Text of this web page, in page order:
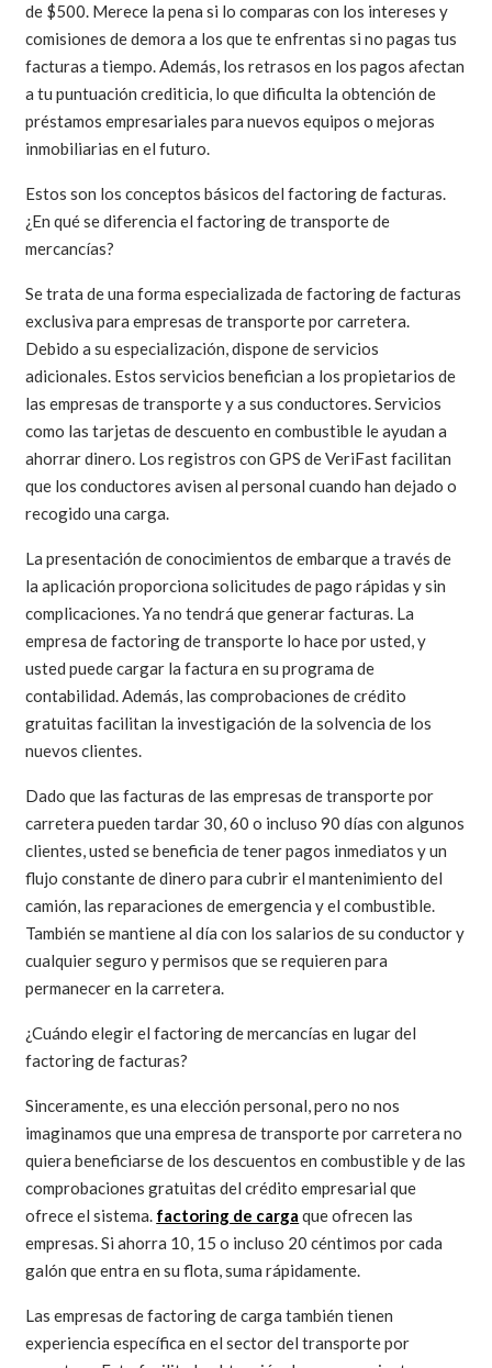
de $500. Merece la pena si lo comparas con los intereses y
comisiones de demora a los que te enfrentas si no pagas tus
facturas a tiempo. Además, los retrasos en los pagos afectan
a tu puntuación crediticia, lo que dificulta la obtención de
préstamos empresariales para nuevos equipos o mejoras
inmobiliarias en el futuro.
Estos son los conceptos básicos del factoring de facturas.
¿En qué se diferencia el factoring de transporte de
mercancías?
Se trata de una forma especializada de factoring de facturas
exclusiva para empresas de transporte por carretera.
Debido a su especialización, dispone de servicios
adicionales. Estos servicios benefician a los propietarios de
las empresas de transporte y a sus conductores. Servicios
como las tarjetas de descuento en combustible le ayudan a
ahorrar dinero. Los registros con GPS de VeriFast facilitan
que los conductores avisen al personal cuando han dejado o
recogido una carga.
La presentación de conocimientos de embarque a través de
la aplicación proporciona solicitudes de pago rápidas y sin
complicaciones. Ya no tendrá que generar facturas. La
empresa de factoring de transporte lo hace por usted, y
usted puede cargar la factura en su programa de
contabilidad. Además, las comprobaciones de crédito
gratuitas facilitan la investigación de la solvencia de los
nuevos clientes.
Dado que las facturas de las empresas de transporte por
carretera pueden tardar 30, 60 o incluso 90 días con algunos
clientes, usted se beneficia de tener pagos inmediatos y un
flujo constante de dinero para cubrir el mantenimiento del
camión, las reparaciones de emergencia y el combustible.
También se mantiene al día con los salarios de su conductor y
cualquier seguro y permisos que se requieren para
permanecer en la carretera.
¿Cuándo elegir el factoring de mercancías en lugar del
factoring de facturas?
Sinceramente, es una elección personal, pero no nos
imaginamos que una empresa de transporte por carretera no
quiera beneficiarse de los descuentos en combustible y de las
comprobaciones gratuitas del crédito empresarial que
ofrece el sistema. factoring de carga que ofrecen las
empresas. Si ahorra 10, 15 o incluso 20 céntimos por cada
galón que entra en su flota, suma rápidamente.
Las empresas de factoring de carga también tienen
experiencia específica en el sector del transporte por